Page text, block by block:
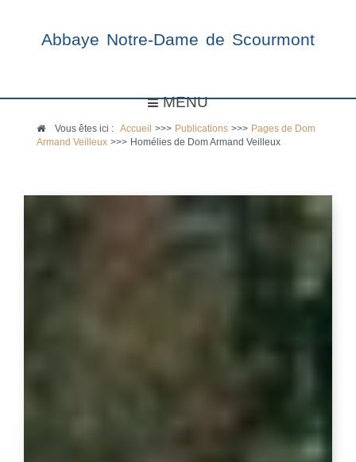
Abbaye Notre-Dame de Scourmont
MENU
Vous êtes ici :Accueil >>> Publications >>> Pages de Dom
Armand Veilleux >>> Homélies de Dom Armand Veilleux